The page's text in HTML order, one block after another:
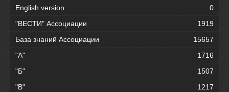
English version
0
"ВЕСТИ" Ассоциации
1919
База знаний Ассоциации
15657
"А"
1716
"Б"
1507
"В"
1217